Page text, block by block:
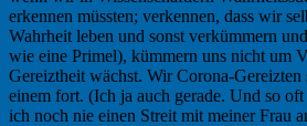
erkennen müssten; verkennen, dass wir
Wahrheit leben und sonst verkümmern
wie eine Primel), kümmern uns nicht um
Gereiztheit wächst. Wir Corona-Gereizten
einem fort. (Ich ja auch gerade. Und so
ich noch nie einen Streit mit meiner Frau